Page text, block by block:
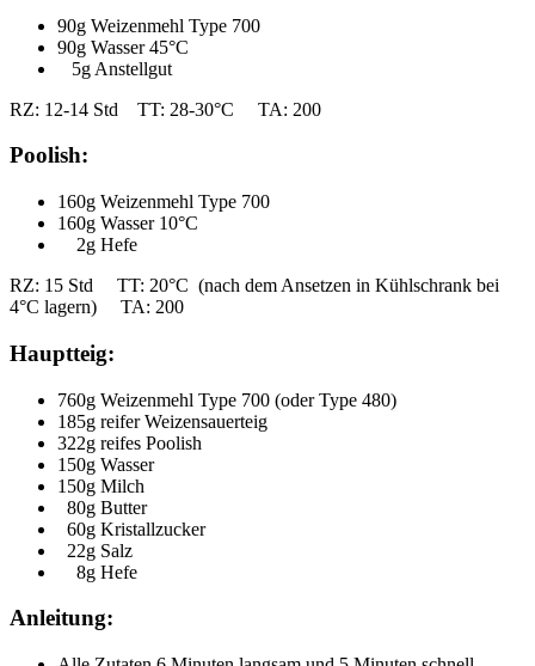
90g Weizenmehl Type 700
90g Wasser 45°C
5g Anstellgut
RZ: 12-14 Std TT: 28-30°C TA: 200
Poolish:
160g Weizenmehl Type 700
160g Wasser 10°C
2g Hefe
RZ: 15 Std TT: 20°C (nach dem Ansetzen in Kühlschrank bei
4°C lagern) TA: 200
Hauptteig:
760g Weizenmehl Type 700 (oder Type 480)
185g reifer Weizensauerteig
322g reifes Poolish
150g Wasser
150g Milch
80g Butter
60g Kristallzucker
22g Salz
8g Hefe
Anleitung: